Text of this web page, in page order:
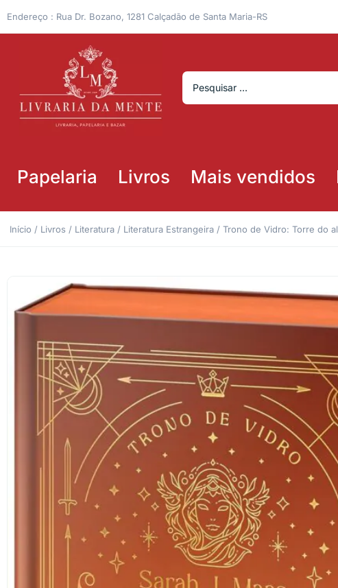
Endereço : Rua Dr. Bozano, 1281 Calçadão de Santa Maria-RS
Papelaria Livros Mais vendidos
Início / Livros / Literatura / Literatura Estrangeira / Trono de Vidro: Torre do